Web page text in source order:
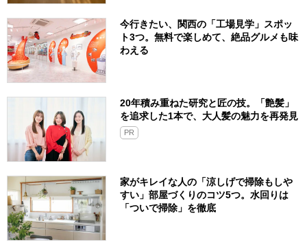
今行きたい、関西の「工場見学」スポッ
ト3つ。無料で楽しめて、絶品グルメも味
わえる
20年積み重ねた研究と匠の技。「艶髪」
を追求した1本で、大人髪の魅力を再発見
PR
家がキレイな人の「涼しげで掃除もしや
すい」部屋づくりのコツ5つ。水回りは
「ついで掃除」を徹底